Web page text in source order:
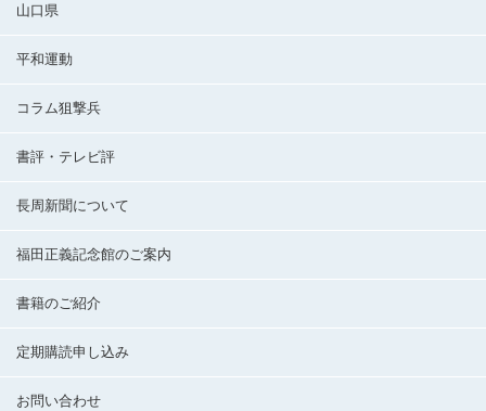
山口県
平和運動
コラム狙撃兵
書評・テレビ評
長周新聞について
福田正義記念館のご案内
書籍のご紹介
定期購読申し込み
お問い合わせ